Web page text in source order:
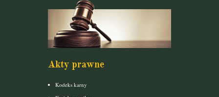
Akty prawne
Kodeks karny